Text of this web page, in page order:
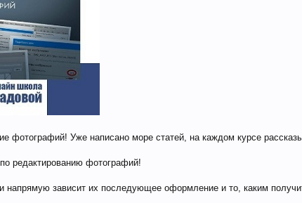
фотографий! Уже написано море статей, на каждом курсе
редактированию фотографий!
напрямую зависит их последующее оформление и то, каким